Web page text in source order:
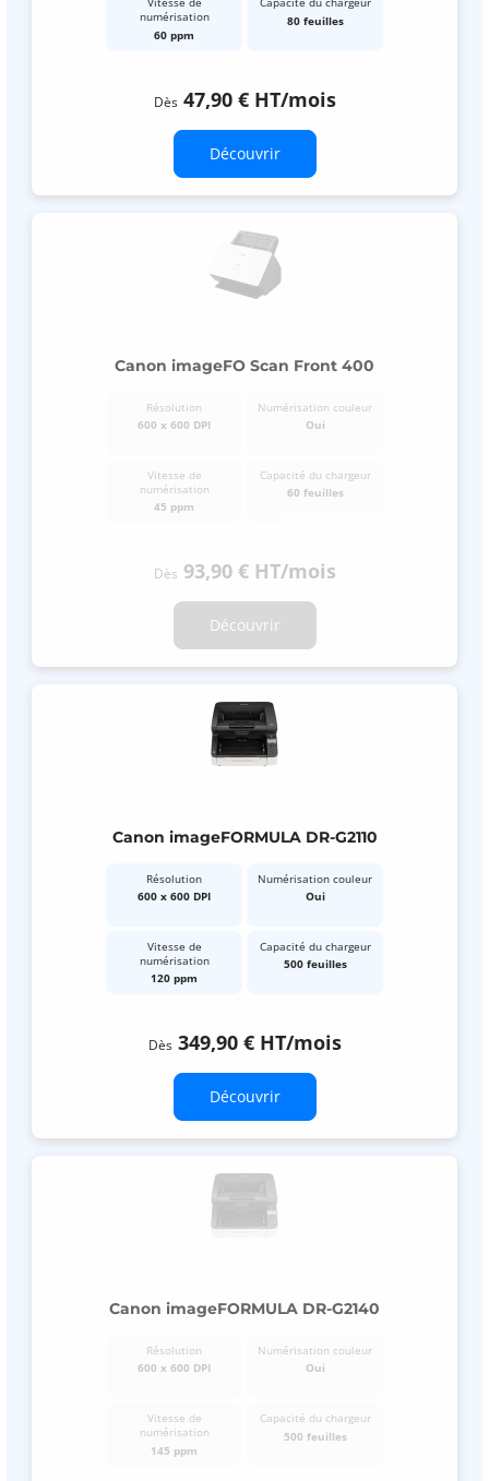
numérisation
60 ppm
80 feuilles
Dès 47,90 € HT/mois
Découvrir
Canon imageFO Scan Front 400
Résolution
600 x 600 DPI
Numérisation couleur
Oui
Vitesse de
numérisation
45 ppm
Capacité du chargeur
60 feuilles
Dès 93,90 € HT/mois
Découvrir
Canon imageFORMULA DR-G2110
Résolution
600 x 600 DPI
Numérisation couleur
Oui
Vitesse de
numérisation
120 ppm
Capacité du chargeur
500 feuilles
Dès 349,90 € HT/mois
Découvrir
Canon imageFORMULA DR-G2140
Résolution
600 x 600 DPI
Numérisation couleur
Oui
Vitesse de
numérisation
145 ppm
Capacité du chargeur
500 feuilles